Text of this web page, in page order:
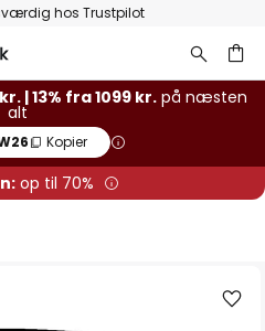
hos Trustpilot
| 13% fra 1099 kr. på næsten
alt
Kopier
op til 70%